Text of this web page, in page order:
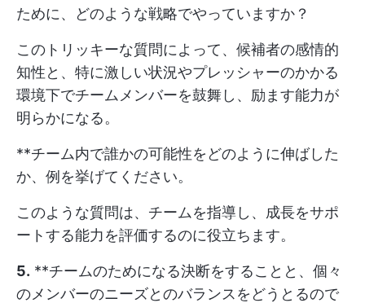
ために、どのような戦略でやっていますか？
このトリッキーな質問によって、候補者の感情的
知性と、特に激しい状況やプレッシャーのかかる
環境下でチームメンバーを鼓舞し、励ます能力が
明らかになる。
**チーム内で誰かの可能性をどのように伸ばした
か、例を挙げてください。
このような質問は、チームを指導し、成長をサポ
ートする能力を評価するのに役立ちます。
5. **チームのためになる決断をすることと、個々
のメンバーのニーズとのバランスをどうとるので